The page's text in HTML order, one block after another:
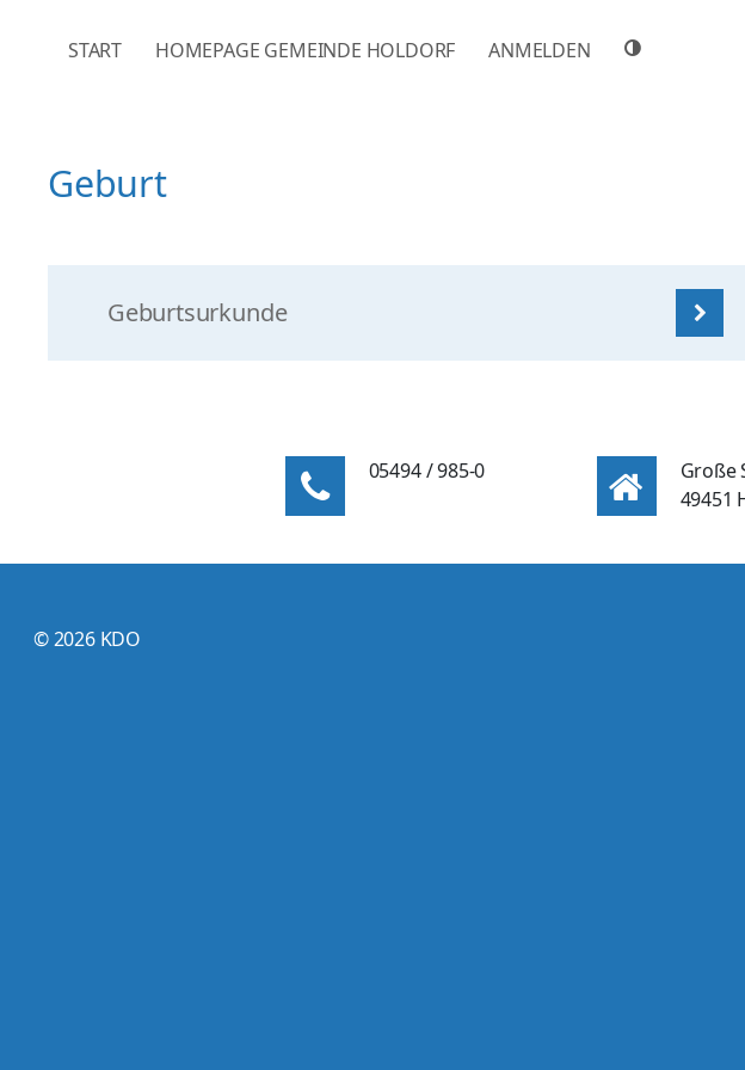
NAVIGATION ÜBERSPRINGEN
START HOMEPAGE GEMEINDE HOLDORF ANMELDEN
Geburt
Geburtsurkunde
05494 / 985-0
Große
49451
© 2026 KDO